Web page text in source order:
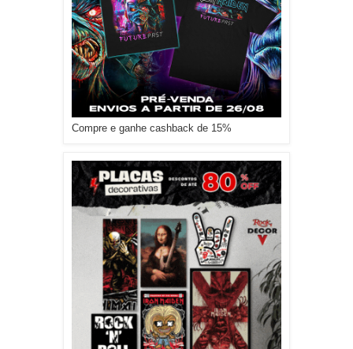
Compre e ganhe cashback de 15%